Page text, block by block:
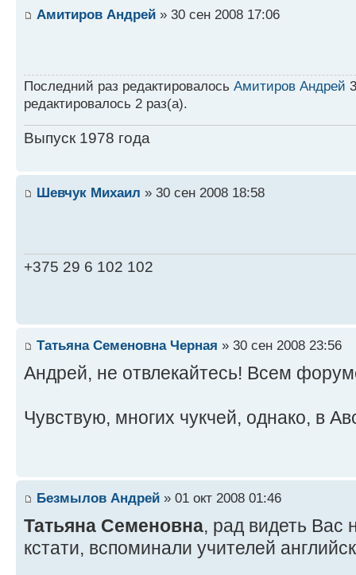
Амитиров Андрей » 30 сен 2008 17:06
Последний раз редактировалось Амитиров Андрей
редактировалось 2 раз(а).
Выпуск 1978 года
Шевчук Михаил » 30 сен 2008 18:58
+375 29 6 102 102
Татьяна Семеновна Черная » 30 сен 2008 23:56
Андрей, не отвлекайтесь! Всем
Чувствую, многих чукчей, однако, в
Безмылов Андрей » 01 окт 2008 01:46
Татьяна Семеновна, рад видеть Вас
кстати, вспоминали учителей